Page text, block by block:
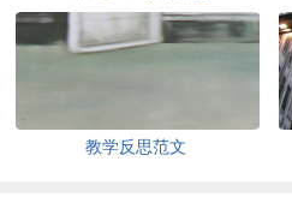
教学反思范文